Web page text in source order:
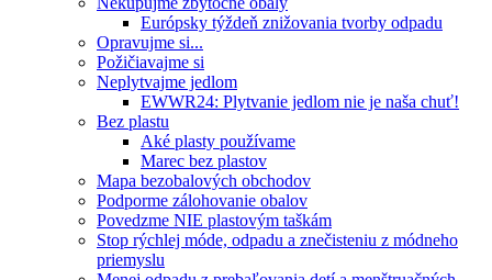
Európsky týždeň znižovania tvorby odpadu
Opravujme si...
Požičiavajme si
Neplytvajme jedlom
EWWR24: Plytvanie jedlom nie je naša chuť!
Bez plastu
Aké plasty používame
Marec bez plastov
Mapa bezobalových obchodov
Podporme zálohovanie obalov
Povedzme NIE plastovým taškám
Stop rýchlej móde, odpadu a znečisteniu z módneho
priemyslu